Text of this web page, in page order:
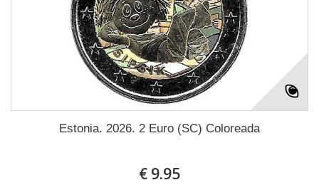
Estonia. 2026. 2 Euro (SC) Coloreada
€ 9.95